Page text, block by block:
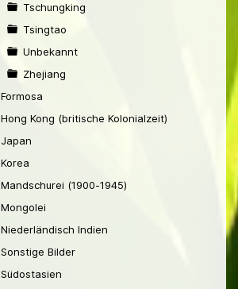
Tschungking
Tsingtao
Unbekannt
Zhejiang
Formosa
Hong Kong (britische Kolonialzeit)
Japan
Korea
Mandschurei (1900-1945)
Mongolei
Niederländisch Indien
Sonstige Bilder
Südostasien